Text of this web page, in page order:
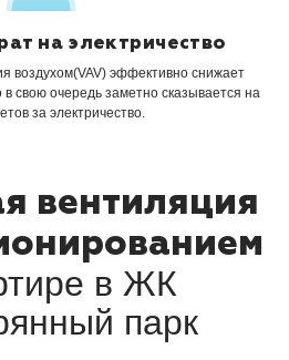
на электричество
воздухом(VAV) эффективно снижает
в свою очередь заметно сказывается на
за электричество.
вентиляция
в ЖК
парк